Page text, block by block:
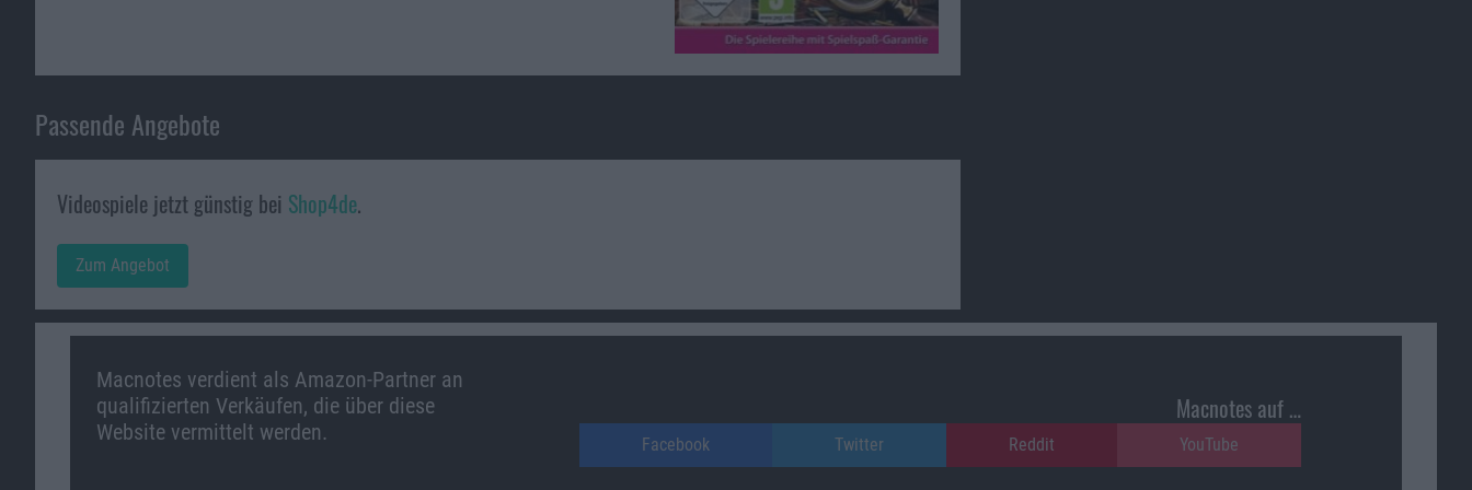
Passende Angebote
Videospiele jetzt günstig bei Shop4de.
Zum Angebot
Macnotes verdient als Amazon-Partner an
qualifizierten Verkäufen, die über diese
Website vermittelt werden.
Macnotes auf …
Facebook Twitter Reddit YouTube